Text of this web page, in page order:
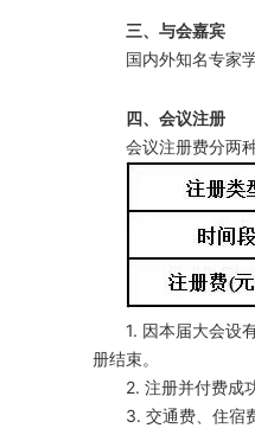
三、与会嘉宾
国内外知名专家
四、会议注册
会议注册费分两
1. 因本届大会设
册结束。
2. 注册并付费成
3. 交通费、住宿